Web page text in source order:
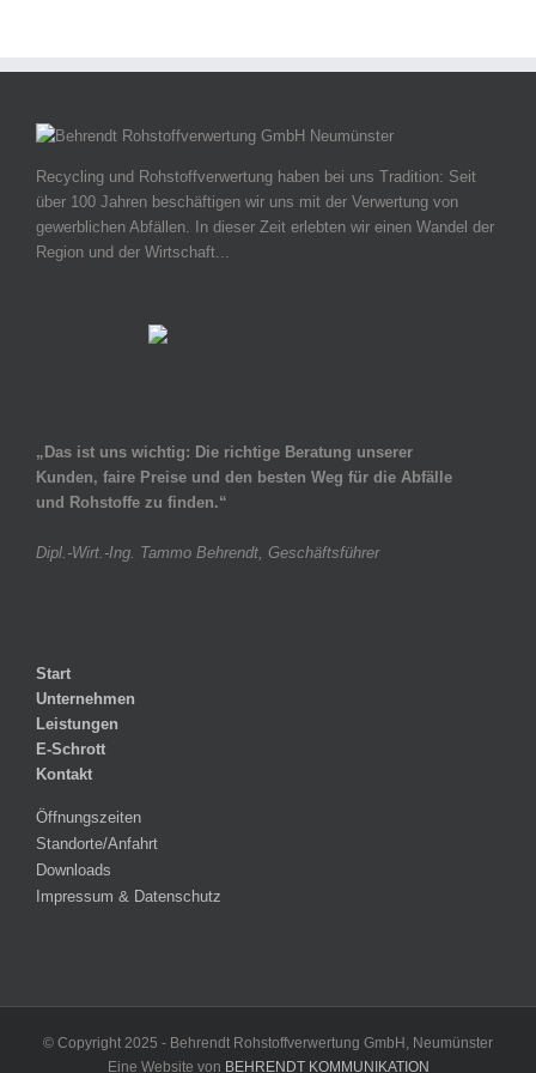
Recycling und Rohstoffverwertung haben bei uns Tradition: Seit
über 100 Jahren beschäftigen wir uns mit der Verwertung von
gewerblichen Abfällen. In dieser Zeit erlebten wir einen Wandel der
Region und der Wirtschaft...
„Das ist uns wichtig: Die richtige Beratung unserer
Kunden, faire Preise und den besten Weg für die Abfälle
und Rohstoffe zu finden.“
Dipl.-Wirt.-Ing. Tammo Behrendt, Geschäftsführer
Start
Unternehmen
Leistungen
E-Schrott
Kontakt
Öffnungszeiten
Standorte/Anfahrt
Downloads
Impressum & Datenschutz
© Copyright 2025 - Behrendt Rohstoffverwertung GmbH, Neumünster
Eine Website von BEHRENDT KOMMUNIKATION